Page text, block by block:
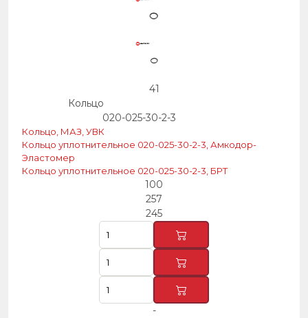
41
Кольцо
020-025-30-2-3
Кольцо, МАЗ, УВК
Кольцо уплотнительное 020-025-30-2-3, Амкодор-
Эластомер
Кольцо уплотнительное 020-025-30-2-3, БРТ
100
257
245
-